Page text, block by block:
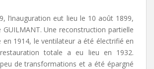
l’inauguration eut lieu le 10 août 1899,
GUILMANT. Une reconstruction partielle
en 1914, le ventilateur a été électrifié en
totale a eu lieu en 1932.
peu de transformations et a été épargné